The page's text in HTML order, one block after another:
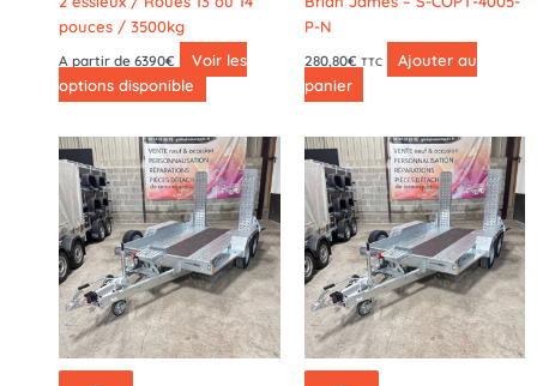
pouces / 3500kg
A partir de 6390€
Voir les
options disponible
P-N
280,80€ TTC
Ajouter au
panier